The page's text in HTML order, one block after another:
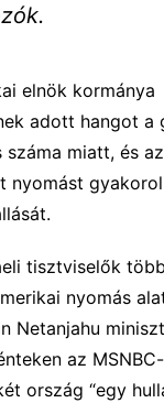
elnök kormánya
adott hangot a
száma miatt, és
nyomást
tisztviselők
nyomás
Netanjahu
az
ország “egy